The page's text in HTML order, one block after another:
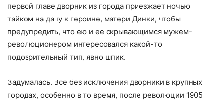
первой главе дворник из города приезжает ночью
тайком на дачу к героине, матери Динки, чтобы
предупредить, что ею и ее скрывающимся мужем-
революционером интересовался какой-то
подозрительный тип, явно шпик.
Задумалась. Все без исключения дворники в крупных
городах, особенно в то время, после революции 1905